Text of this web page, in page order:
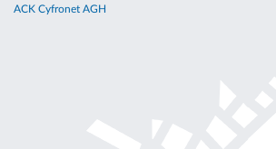
ACK Cyfronet AGH